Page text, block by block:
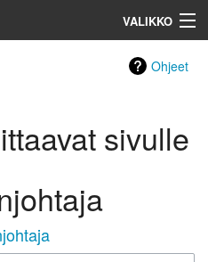
VALIKKO
Ohjeet
sivulle